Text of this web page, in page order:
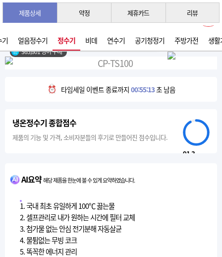
얼음정수기 정수기 비데 연수기 공기청정기 주방가전 생
제품상세 약정 제휴카드 리뷰
3초 간편 견적 받기 →
2026년 07월 생산
365,601 명이 구매
타임세일 이벤트 종료까지 00:55:12초 남음
냉온정수기 종합점수
제품의 기능 및 가격, 소비자분들의 후기로 만들어진 점수입니다.
91.3
AI요약해당 제품을 한눈에 볼 수 있게 요약하였습니다.
1. 국내 최초 유일하게 100℃ 끓는물
2. 셀프관리로 내가 원하는 시간에 필터 교체
3. 첨가물 없는 안심 전기분해 자동살균
4. 물튐없는 무빙 코크
5. 똑꼭한 에너지 관리